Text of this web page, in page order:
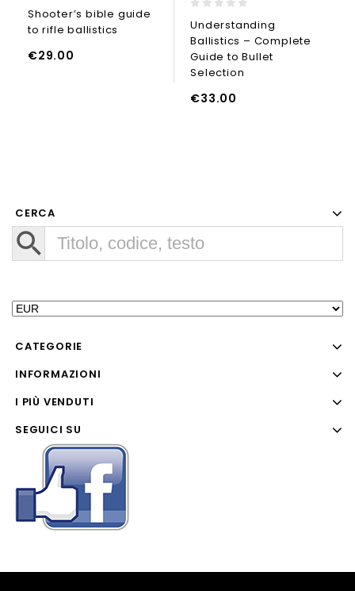
out
of
Shooter’s bible guide
to rifle ballistics
€29.00
out
of
5
Understanding
Ballistics – Complete
Guide to Bullet
Selection
€33.00
CERCA
CATEGORIE
INFORMAZIONI
I PIÙ VENDUTI
SEGUICI SU